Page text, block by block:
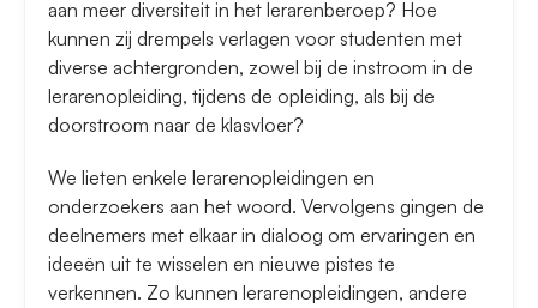
aan meer diversiteit in het lerarenberoep? Hoe
kunnen zij drempels verlagen voor studenten met
diverse achtergronden, zowel bij de instroom in de
lerarenopleiding, tijdens de opleiding, als bij de
doorstroom naar de klasvloer?
We lieten enkele lerarenopleidingen en
onderzoekers aan het woord. Vervolgens gingen de
deelnemers met elkaar in dialoog om ervaringen en
ideeën uit te wisselen en nieuwe pistes te
verkennen. Zo kunnen lerarenopleidingen, andere